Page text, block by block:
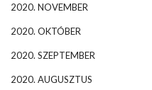
2020. NOVEMBER
2020. OKTÓBER
2020. SZEPTEMBER
2020. AUGUSZTUS